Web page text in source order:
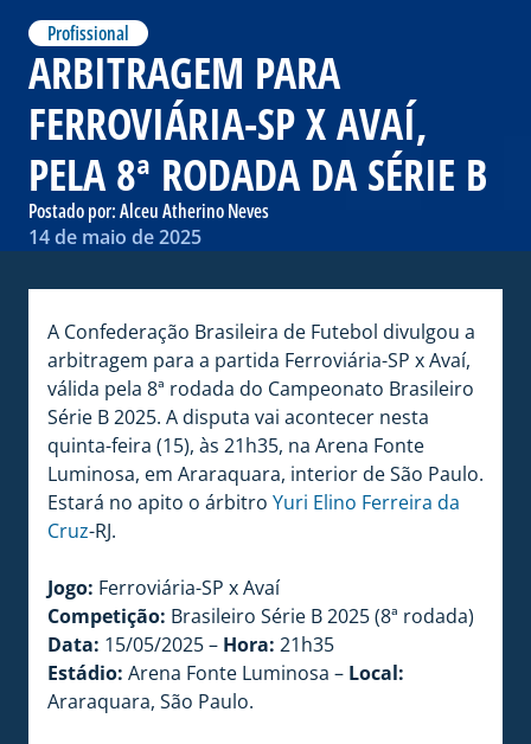
Profissional
ARBITRAGEM PARA
FERROVIÁRIA-SP X AVAÍ,
PELA 8ª RODADA DA SÉRIE B
Postado por:Alceu Atherino Neves
14 de maio de 2025
A Confederação Brasileira de Futebol divulgou a
arbitragem para a partida Ferroviária-SP x Avaí,
válida pela 8ª rodada do Campeonato Brasileiro
Série B 2025. A disputa vai acontecer nesta
quinta-feira (15), às 21h35, na Arena Fonte
Luminosa, em Araraquara, interior de São Paulo.
Estará no apito o árbitro Yuri Elino Ferreira da
Cruz-RJ.
Jogo: Ferroviária-SP x Avaí
Competição: Brasileiro Série B 2025 (8ª rodada)
Data: 15/05/2025 – Hora: 21h35
Estádio: Arena Fonte Luminosa – Local:
Araraquara, São Paulo.